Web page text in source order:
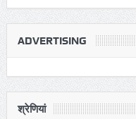
ADVERTISING
श्रेणियां